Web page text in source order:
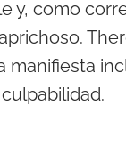
y, como
manifiesta